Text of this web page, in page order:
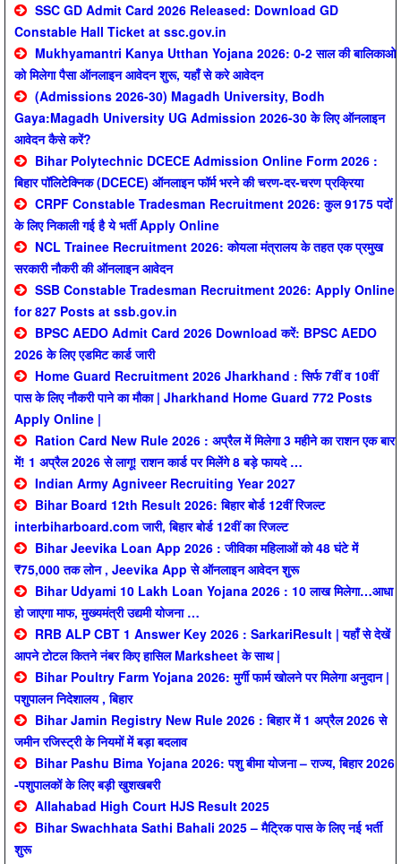
SSC GD Admit Card 2026 Released: Download GD
Constable Hall Ticket at ssc.gov.in
Mukhyamantri Kanya Utthan Yojana 2026: 0-2 साल की बालिकाओ
को मिलेगा पैसा ऑनलाइन आवेदन शुरू, यहाँ से करे आवेदन
(Admissions 2026-30) Magadh University, Bodh
Gaya:Magadh University UG Admission 2026-30 के लिए ऑनलाइन
आवेदन कैसे करें?
Bihar Polytechnic DCECE Admission Online Form 2026 :
बिहार पॉलिटेक्निक (DCECE) ऑनलाइन फॉर्म भरने की चरण-दर-चरण प्रक्रिया
CRPF Constable Tradesman Recruitment 2026: कुल 9175 पदों
के लिए निकाली गई है ये भर्ती Apply Online
NCL Trainee Recruitment 2026: कोयला मंत्रालय के तहत एक प्रमुख
सरकारी नौकरी की ऑनलाइन आवेदन
SSB Constable Tradesman Recruitment 2026: Apply Online
for 827 Posts at ssb.gov.in
BPSC AEDO Admit Card 2026 Download करें: BPSC AEDO
2026 के लिए एडमिट कार्ड जारी
Home Guard Recruitment 2026 Jharkhand : सिर्फ 7वीं व 10वीं
पास के लिए नौकरी पाने का मौका | Jharkhand Home Guard 772 Posts
Apply Online |
Ration Card New Rule 2026 : अप्रैल में मिलेगा 3 महीने का राशन एक बार
में! 1 अप्रैल 2026 से लागू! राशन कार्ड पर मिलेंगे 8 बड़े फायदे …
Indian Army Agniveer Recruiting Year 2027
Bihar Board 12th Result 2026: बिहार बोर्ड 12वीं रिजल्ट
interbiharboard.com जारी, बिहार बोर्ड 12वीं का रिजल्ट
Bihar Jeevika Loan App 2026 : जीविका महिलाओं को 48 घंटे में
₹75,000 तक लोन , Jeevika App से ऑनलाइन आवेदन शुरू
Bihar Udyami 10 Lakh Loan Yojana 2026 : 10 लाख मिलेगा…आधा
हो जाएगा माफ, मुख्यमंत्री उद्यमी योजना …
RRB ALP CBT 1 Answer Key 2026 : SarkariResult | यहाँ से देखें
आपने टोटल कितने नंबर किए हासिल Marksheet के साथ |
Bihar Poultry Farm Yojana 2026: मुर्गी फार्म खोलने पर मिलेगा अनुदान |
पशुपालन निदेशालय , बिहार
Bihar Jamin Registry New Rule 2026 : बिहार में 1 अप्रैल 2026 से
जमीन रजिस्ट्री के नियमों में बड़ा बदलाव
Bihar Pashu Bima Yojana 2026: पशु बीमा योजना – राज्य, बिहार 2026
-पशुपालकों के लिए बड़ी खुशखबरी
Allahabad High Court HJS Result 2025
Bihar Swachhata Sathi Bahali 2025 – मैट्रिक पास के लिए नई भर्ती
शुरू